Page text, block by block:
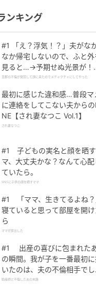
ンキング
#1 「え？浮気！？」夫がな
なか帰宅しないので、ふと外
見ると…→予期せぬ光景が！
旦那の不倫が発覚して頭に来
旦那の不倫が発覚して頭に来たのでメチャクチャにしてやった
最初に感じた違和感…普段マ
に連絡をしてこない夫から
NE【され妻なつこ Vol.1】
され妻なつこ
#1 子どもの実名と顔を晒
マ、大丈夫かな？なんて心配
ていたら。
SNSに子供の顔を晒すママ
#1 「ママ、生きてるよね？
寝ていると思って部屋を開け
ら
ママが家出した
#1 出産の喜びに包まれた
の瞬間。我が子を一番最初に
いたのは、夫の不倫相手でし
た。
助産師と不倫した夫の末路